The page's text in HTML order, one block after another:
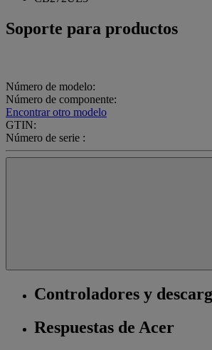
Soporte para productos
Número de modelo:
Número de componente:
Encontrar otro modelo
GTIN:
Número de serie :
Controladores y
Respuestas de Acer